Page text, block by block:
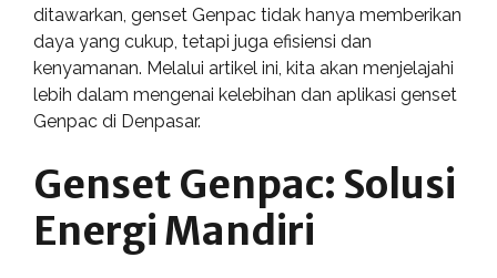
ditawarkan, genset Genpac tidak hanya memberikan
daya yang cukup, tetapi juga efisiensi dan
kenyamanan. Melalui artikel ini, kita akan menjelajahi
lebih dalam mengenai kelebihan dan aplikasi genset
Genpac di Denpasar.
Genset Genpac: Solusi
Energi Mandiri